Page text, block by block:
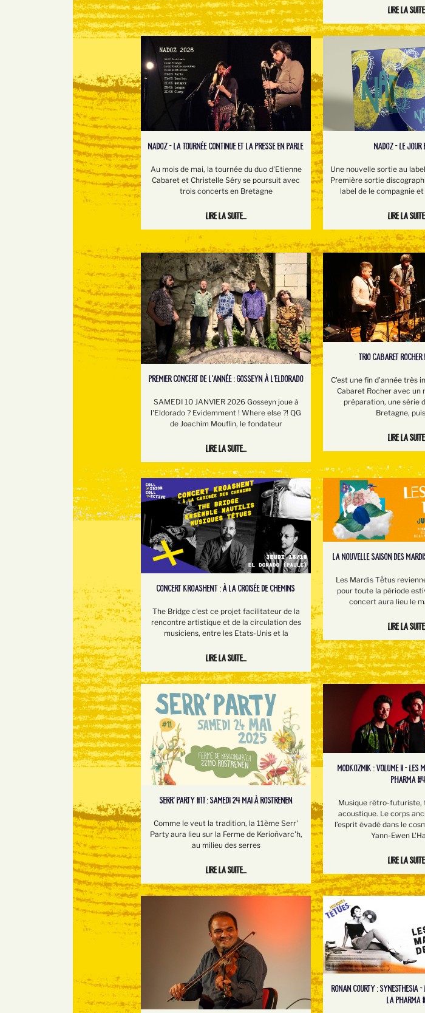
Lire la
NADOZ - LA TOURNÉE CONTINUE ET LA PRESSE EN PARLE
Au mois de mai, la tournée du duo d'Etienne
Cabaret et Christelle Séry se poursuit avec
trois concerts en Bretagne
Lire la suite...
NADOZ - LE JOUR
Une nouvelle sortie au
Première sortie
label de le compagnie
Lire la
PREMIER CONCERT DE L'ANNÉE : GOSSEYN À L'ELDORADO
SAMEDI 10 JANVIER 2026 Gosseyn joue à
l'Eldorado ? Evidemment ! Where else ?! QG
de Joachim Mouflin, le fondateur
Lire la suite...
TRIO CABARET ROCHER
C'est une fin d'année très
Cabaret Rocher avec un
préparation, une série
Bretagne,
Lire la
CONCERT KROASHENT : À LA CROISÉE DE CHEMINS
The Bridge c'est ce projet facilitateur de la
rencontre artistique et de la circulation des
musiciens, entre les Etats-Unis et la
Lire la suite...
LA NOUVELLE SAISON DES
Les Mardis Tếtus
pour toute la période
concert aura lieu le
Lire la
SERR’ PARTY #11 : SAMEDI 24 MAI À ROSTRENEN
Comme le veut la tradition, la 11ème Serr'
Party aura lieu sur la Ferme de Kerioñvarc'h,
au milieu des serres
Lire la suite...
MODKOZMIK : VOLUME II - LES
PHARMA #4
Musique rétro-futuriste,
acoustique. Le corps
l’esprit évadé dans le
Yann-Ewen
Lire la
RONAN COURTY : SYNESTHESIA -
LA PHARMA